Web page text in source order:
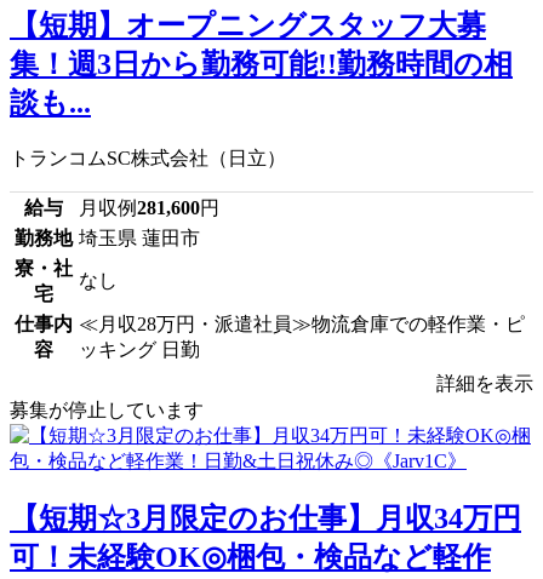
【短期】オープニングスタッフ大募
集！週3日から勤務可能!!勤務時間の相
談も...
トランコムSC株式会社（日立）
給与 月収例281,600円
勤務地 埼玉県 蓮田市
寮・社
宅
なし
仕事内
容
≪月収28万円・派遣社員≫物流倉庫での軽作業・ピ
ッキング 日勤
詳細を表示
募集が停止しています
【短期☆3月限定のお仕事】月収34万円
可！未経験OK◎梱包・検品など軽作